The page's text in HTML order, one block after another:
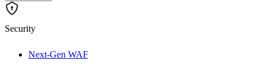
Security
Next-Gen WAF